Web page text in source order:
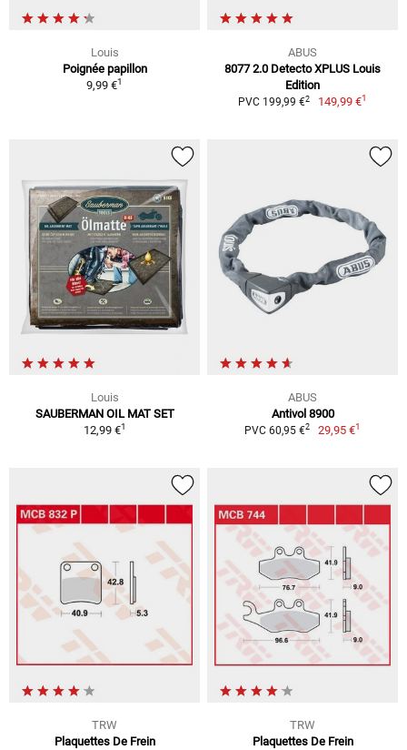
Louis
Poignée papillon
9,99 €1
ABUS
8077 2.0 Detecto XPLUS Louis
Edition
PVC 199,99 €2 149,99 €1
Louis
SAUBERMAN OIL MAT SET
12,99 €1
ABUS
Antivol 8900
PVC 60,95 €2 29,95 €1
TRW
Plaquettes De Frein
TRW
Plaquettes De Frein